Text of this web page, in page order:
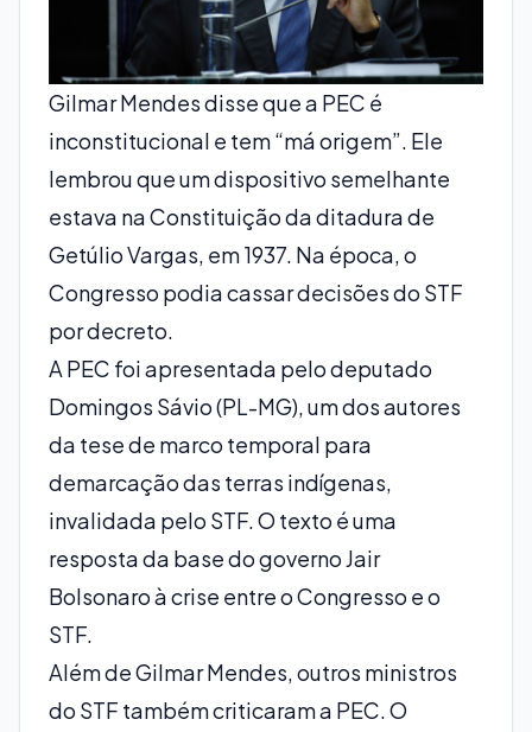
Gilmar Mendes disse que a PEC é
inconstitucional e tem “má origem”. Ele
lembrou que um dispositivo semelhante
estava na Constituição da ditadura de
Getúlio Vargas, em 1937. Na época, o
Congresso podia cassar decisões do STF
por decreto.
A PEC foi apresentada pelo deputado
Domingos Sávio (PL-MG), um dos autores
da tese de marco temporal para
demarcação das terras indígenas,
invalidada pelo STF. O texto é uma
resposta da base do governo Jair
Bolsonaro à crise entre o Congresso e o
STF.
Além de Gilmar Mendes, outros ministros
do STF também criticaram a PEC. O